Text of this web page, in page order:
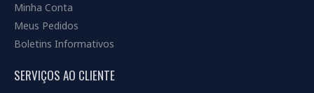
Minha Conta
Meus Pedidos
Boletins Informativos
SERVIÇOS AO CLIENTE